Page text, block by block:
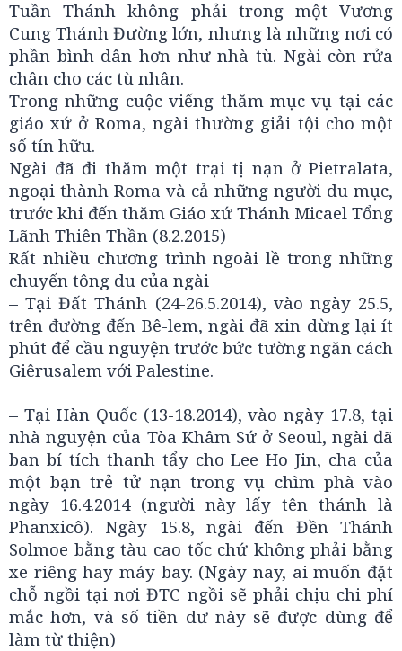
Tuần Thánh không phải trong một Vương
Cung Thánh Đường lớn, nhưng là những nơi có
phần bình dân hơn như nhà tù. Ngài còn rửa
chân cho các tù nhân.
Trong những cuộc viếng thăm mục vụ tại các
giáo xứ ở Roma, ngài thường giải tội cho một
số tín hữu.
Ngài đã đi thăm một trại tị nạn ở Pietralata,
ngoại thành Roma và cả những người du mục,
trước khi đến thăm Giáo xứ Thánh Micael Tổng
Lãnh Thiên Thần (8.2.2015)
Rất nhiều chương trình ngoài lề trong những
chuyến tông du của ngài
– Tại Đất Thánh (24-26.5.2014), vào ngày 25.5,
trên đường đến Bê-lem, ngài đã xin dừng lại ít
phút để cầu nguyện trước bức tường ngăn cách
Giêrusalem với Palestine.
– Tại Hàn Quốc (13-18.2014), vào ngày 17.8, tại
nhà nguyện của Tòa Khâm Sứ ở Seoul, ngài đã
ban bí tích thanh tẩy cho Lee Ho Jin, cha của
một bạn trẻ tử nạn trong vụ chìm phà vào
ngày 16.4.2014 (người này lấy tên thánh là
Phanxicô). Ngày 15.8, ngài đến Đền Thánh
Solmoe bằng tàu cao tốc chứ không phải bằng
xe riêng hay máy bay. (Ngày nay, ai muốn đặt
chỗ ngồi tại nơi ĐTC ngồi sẽ phải chịu chi phí
mắc hơn, và số tiền dư này sẽ được dùng để
làm từ thiện)